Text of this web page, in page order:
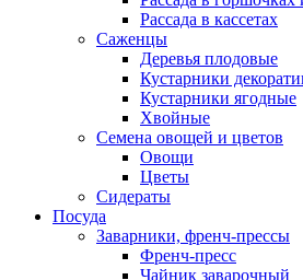
Рассада в кассетах
Саженцы
Деревья плодовые
Кустарники
Кустарники ягодные
Хвойные
Семена овощей и цветов
Овощи
Цветы
Сидераты
Посуда
Заварники, френч-прессы
Френч-пресс
Чайник заварочный